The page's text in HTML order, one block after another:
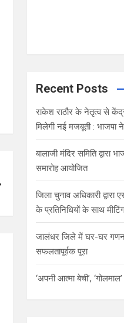
Recent Posts
राकेश राठौर के नेतृत्व से
मिलेगी नई मजबूती : भाजपा
बालाजी मंदिर समिति द्वारा
समारोह आयोजित
जिला चुनाव अधिकारी द्वारा
के प्रतिनिधियों के साथ
जालंधर जिले में घर-घर
सफलतापूर्वक पूरा
‘अपनी आत्मा बेची’,